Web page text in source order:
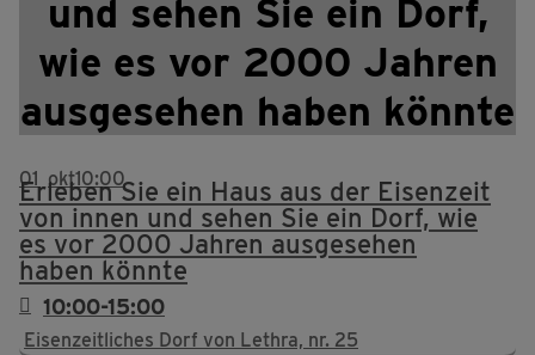
und sehen Sie ein Dorf,
wie es vor 2000 Jahren
ausgesehen haben könnte
01 okt10:00
Erleben Sie ein Haus aus der Eisenzeit
von innen und sehen Sie ein Dorf, wie
es vor 2000 Jahren ausgesehen
haben könnte
10:00-15:00
Eisenzeitliches Dorf von Lethra, nr. 25